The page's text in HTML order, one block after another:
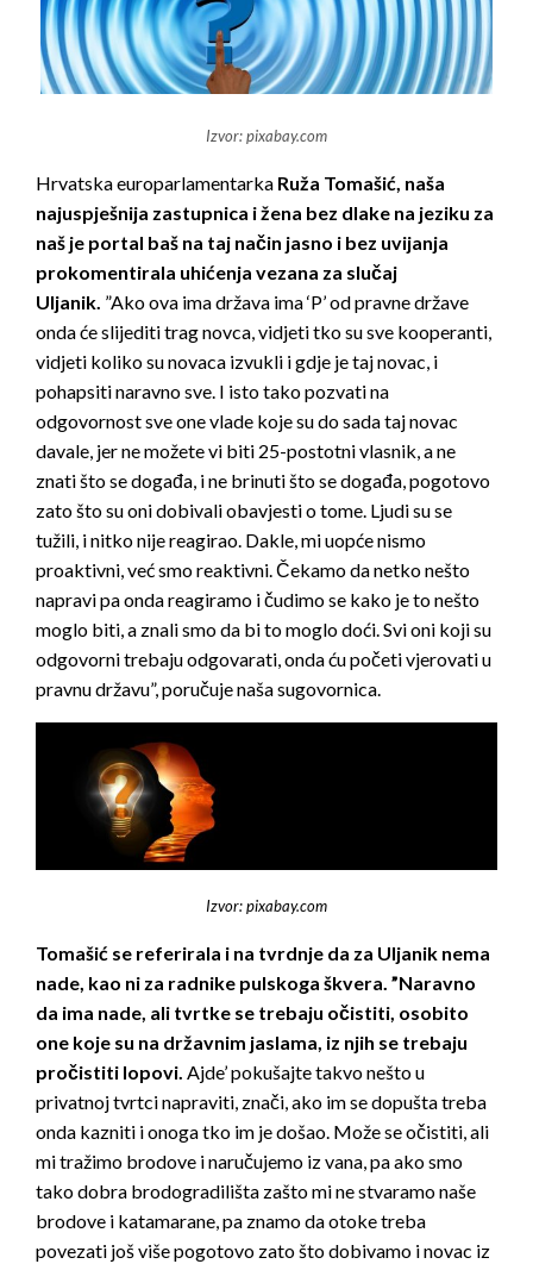
Izvor: pixabay.com
Hrvatska europarlamentarka Ruža Tomašić, naša
najuspješnija zastupnica i žena bez dlake na jeziku za
naš je portal baš na taj način jasno i bez uvijanja
prokomentirala uhićenja vezana za slučaj
Uljanik. ”Ako ova ima država ima ‘P’ od pravne države
onda će slijediti trag novca, vidjeti tko su sve kooperanti,
vidjeti koliko su novaca izvukli i gdje je taj novac, i
pohapsiti naravno sve. I isto tako pozvati na
odgovornost sve one vlade koje su do sada taj novac
davale, jer ne možete vi biti 25-postotni vlasnik, a ne
znati što se događa, i ne brinuti što se događa, pogotovo
zato što su oni dobivali obavjesti o tome. Ljudi su se
tužili, i nitko nije reagirao. Dakle, mi uopće nismo
proaktivni, već smo reaktivni. Čekamo da netko nešto
napravi pa onda reagiramo i čudimo se kako je to nešto
moglo biti, a znali smo da bi to moglo doći. Svi oni koji su
odgovorni trebaju odgovarati, onda ću početi vjerovati u
pravnu državu”, poručuje naša sugovornica.
Izvor: pixabay.com
Tomašić se referirala i na tvrdnje da za Uljanik nema
nade, kao ni za radnike pulskoga škvera. ”Naravno
da ima nade, ali tvrtke se trebaju očistiti, osobito
one koje su na državnim jaslama, iz njih se trebaju
pročistiti lopovi. Ajde’ pokušajte takvo nešto u
privatnoj tvrtci napraviti, znači, ako im se dopušta treba
onda kazniti i onoga tko im je došao. Može se očistiti, ali
mi tražimo brodove i naručujemo iz vana, pa ako smo
tako dobra brodogradilišta zašto mi ne stvaramo naše
brodove i katamarane, pa znamo da otoke treba
povezati još više pogotovo zato što dobivamo i novac iz